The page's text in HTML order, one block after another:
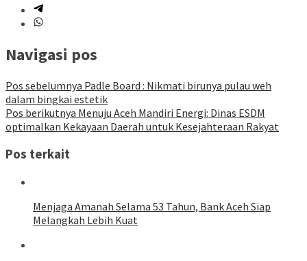
Navigasi pos
Pos sebelumnya Padle Board : Nikmati birunya pulau weh
dalam bingkai estetik
Pos berikutnya Menuju Aceh Mandiri Energi: Dinas ESDM
optimalkan Kekayaan Daerah untuk Kesejahteraan Rakyat
Pos terkait
Menjaga Amanah Selama 53 Tahun, Bank Aceh Siap
Melangkah Lebih Kuat